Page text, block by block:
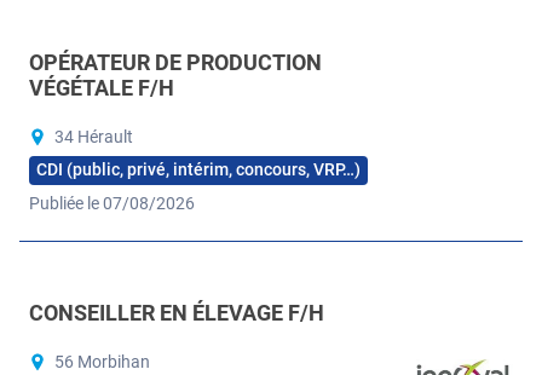
OPÉRATEUR DE PRODUCTION
VÉGÉTALE F/H
34 Hérault
CDI (public, privé, intérim, concours, VRP…)
Publiée le 07/08/2026
CONSEILLER EN ÉLEVAGE F/H
56 Morbihan